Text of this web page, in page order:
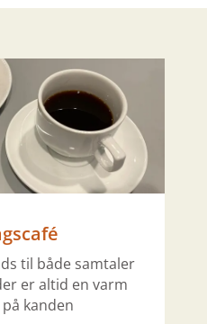
til både samtaler
er altid en varm
kanden